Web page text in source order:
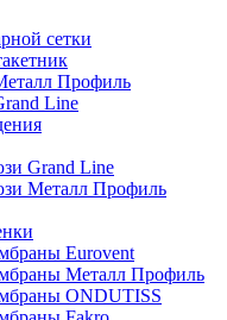
сетки
Профиль
Line
Grand Line
Металл Профиль
Eurovent
Металл Профиль
ONDUTISS